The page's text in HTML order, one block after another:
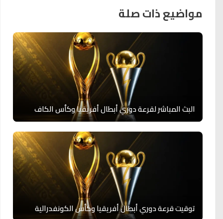
مواضيع ذات صلة
البث المباشر لقرعة دوري أبطال أفريقيا وكأس الكاف
توقيت قرعة دوري أبطال أفريقيا وكأس الكونفدرالية